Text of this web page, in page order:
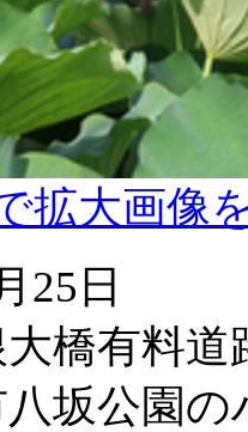
25日
橋有料道
坂公園の